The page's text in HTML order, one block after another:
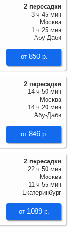
от 850 р.
2 пересадки
3 ч 45 мин
Москва
1 ч 25 мин
Абу-Даби
от 846 р.
2 пересадки
14 ч 50 мин
Москва
14 ч 20 мин
Абу-Даби
от 1089 р.
2 пересадки
22 ч 50 мин
Москва
11 ч 55 мин
Екатеринбург